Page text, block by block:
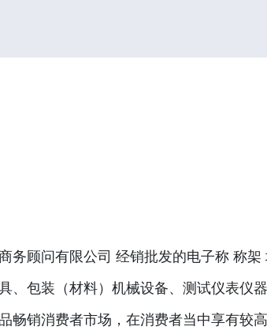
务顾问有限公司 经销批发的电子称 称架
、包装（材料）机械设备、测试仪表仪
畅销消费者市场，在消费者当中享有较